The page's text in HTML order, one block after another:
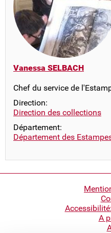
Vanessa SELBACH
Chef du service de
Direction:
Direction des collections
Département:
Département des
A